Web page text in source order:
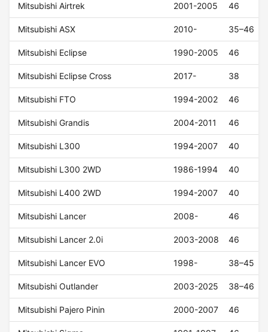
Mitsubishi Airtrek 2001-2005 46
Mitsubishi ASX 2010- 35–46
Mitsubishi Eclipse 1990-2005 46
Mitsubishi Eclipse Cross 2017- 38
Mitsubishi FTO 1994-2002 46
Mitsubishi Grandis 2004-2011 46
Mitsubishi L300 1994-2007 40
Mitsubishi L300 2WD 1986-1994 40
Mitsubishi L400 2WD 1994-2007 40
Mitsubishi Lancer 2008- 46
Mitsubishi Lancer 2.0i 2003-2008 46
Mitsubishi Lancer EVO 1998- 38–45
Mitsubishi Outlander 2003-2025 38–46
Mitsubishi Pajero Pinin 2000-2007 46